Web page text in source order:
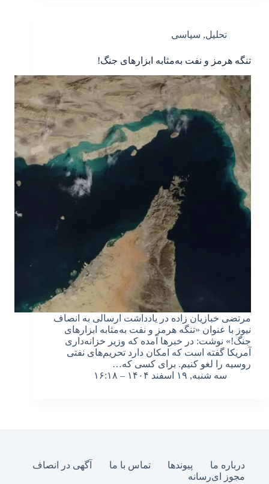
تحلیل, سیاسی
تنگه هرمز و نفت به‌مثابه ابزارهای جنگ!
مرتضی خبازیان زاده در یادداشت ارسالی به انصاف
نیوز با عنوان «تنگه هرمز و نفت به‌مثابه ابزارهای
جنگ!» نوشت: در خبرها آمده که وزیر خزانه‌داری
آمریکا گفته است که امکان دارد تحریم‌های نفتی
روسیه را لغو کنیم. برای کسی که…
سه شنبه, ۱۹ اسفند ۱۴۰۴ – ۱۶:۱۸
درباره ما پیوندها تماس با ما
آگهی در انصاف
مجوز ای‌رسانه